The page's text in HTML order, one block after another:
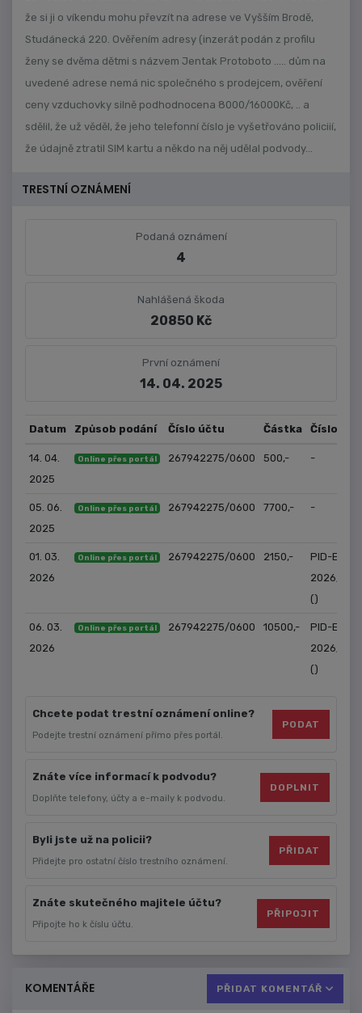
že si ji o víkendu mohu převzít na adrese ve Vyšším Brodě,
Studánecká 220. Ověřením adresy (inzerát podán z profilu
ženy se dvěma dětmi s názvem Jentak Protoboto ..... dům na
uvedené adrese nemá nic společného s prodejcem, ověření
ceny vzduchovky silně podhodnocena 8000/16000Kč, .. a
sdělil, že už věděl, že jeho telefonní číslo je vyšetřováno policiií,
že údajně ztratil SIM kartu a někdo na něj udělal podvody...
TRESTNÍ OZNÁMENÍ
Podaná oznámení
4
Nahlášená škoda
20850 Kč
První oznámení
14. 04. 2025
Datum Způsob podání Číslo účtu Částka Číslo
14. 04.
2025
Online přes portál 267942275/0600 500,- -
05. 06.
2025
Online přes portál 267942275/0600 7700,- -
01. 03.
2026
Online přes portál 267942275/0600 2150,-
PID-EM-
2026/
()
06. 03.
2026
Online přes portál 267942275/0600 10500,-
PID-EM-
2026/
()
Chcete podat trestní oznámení online?
Podejte trestní oznámení přímo přes portál.
PODAT
Znáte více informací k podvodu?
Doplňte telefony, účty a e-maily k podvodu.
DOPLNIT
Byli jste už na policii?
Přidejte pro ostatní číslo trestního oznámení.
PŘIDAT
Znáte skutečného majitele účtu?
Připojte ho k číslu účtu.
PŘIPOJIT
KOMENTÁŘE PŘIDAT KOMENTÁŘ